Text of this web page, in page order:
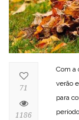
Com a
verão
para
71
1186